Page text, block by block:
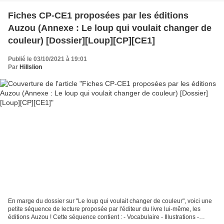
Fiches CP-CE1 proposées par les éditions
Auzou (Annexe : Le loup qui voulait changer de
couleur) [Dossier][Loup][CP][CE1]
Publié le 03/10/2021 à 19:01
Par Hillslion
En marge du dossier sur "Le loup qui voulait changer de couleur", voici une
petite séquence de lecture proposée par l'éditeur du livre lui-même, les
éditions Auzou ! Cette séquence contient : - Vocabulaire - Illustrations -